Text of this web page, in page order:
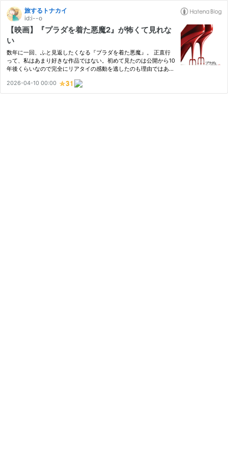
旅するトナカイ
id:i--o
【映画】『プラダを着た悪魔2』が怖くて見れな
い
数年に一回、ふと見返したくなる『プラダを着た悪魔』。 正直行
って、私はあまり好きな作品ではない。初めて見たのは公開から10
年後くらいなので完全にリアタイの感動を逃したのも理由ではあ
聴きたくなるし、オープニングでこの曲が流れる3分間は至福の時
間…
2026-04-10 00:00